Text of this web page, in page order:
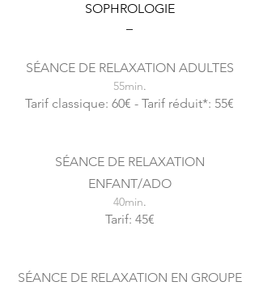
SOPHROLOGIE
–
SÉANCE DE RELAXATION ADULTES
55min.
Tarif classique: 60€ - Tarif réduit*: 55€
SÉANCE DE RELAXATION
ENFANT/ADO
40min.
Tarif: 45€
SÉANCE DE RELAXATION EN GROUPE